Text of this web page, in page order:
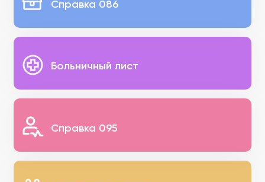
Справка 086
Больничный лист
Справка 095